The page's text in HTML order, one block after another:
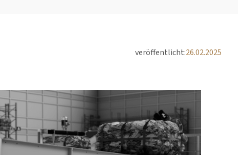
veröffentlicht:26.02.2025